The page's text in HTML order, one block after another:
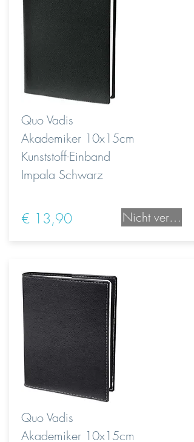
Quo Vadis
Akademiker 10x15cm
Kunststoff-Einband
Impala Schwarz
€ 13,90
Quo Vadis
Akademiker 10x15cm
Nicht verfügbar